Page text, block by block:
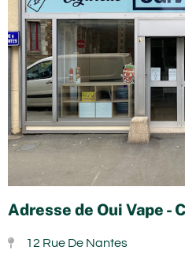
Adresse de Oui Vape -
12 Rue De Nantes